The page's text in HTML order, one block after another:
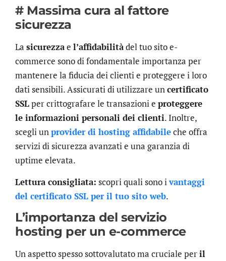
# Massima cura al fattore
sicurezza
La sicurezzae l’affidabilitàdel tuo sito e-
commerce sono di fondamentale importanza per
mantenere la fiducia dei clienti e proteggere i loro
dati sensibili. Assicurati di utilizzare uncertificato
SSLper crittografare le transazioni e proteggere
le informazioni personali dei clienti. Inoltre,
scegli unprovider di hosting affidabileche offra
servizi di sicurezza avanzati e una garanzia di
uptime elevata.
Lettura consigliata: scopri quali sono ivantaggi
del certificato SSL per il tuo sito web.
L’importanza del servizio
hosting per un e-commerce
Un aspetto spesso sottovalutato ma cruciale peril